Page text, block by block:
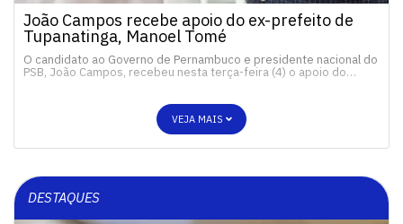
João Campos recebe apoio do ex-prefeito de
Tupanatinga, Manoel Tomé
O candidato ao Governo de Pernambuco e presidente nacional do
PSB, João Campos, recebeu nesta terça-feira (4) o apoio do…
VEJA MAIS
DESTAQUES